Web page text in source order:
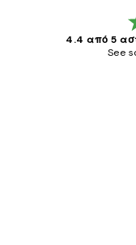
4.4 από 5
See